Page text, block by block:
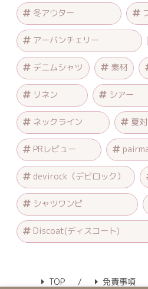
冬アウター
アーバンチェリー
デニムシャツ 素材
リネン シアー
ネックライン 夏
PRレビュー
devirock（デビロック）
シャツワンピ
Discoat(ディスコート)
TOP 免責事項